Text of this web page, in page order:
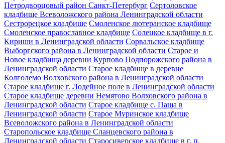
Петродворцовый район Санкт-Петербург Сертоловское
кладбище Всеволожского района Ленинградской области
Сестрорецкое кладбище Смоленское лютеранское кладбище
Смоленское православное кладбище Солецкое кладбище в г.
Кириши в Ленинградской области Сорвальское кладбище
Выборгского района в Ленинградской области Старое и
Новое кладбища деревни Курпово Подпорожского района в
Ленинградской области Старое кладбище в деревне
Колголемо Волховского района в Ленинградской области
Старое кладбище г. Лодейное поле в Ленинградской области
Старое кладбище деревни Немятово Волховского района в
Ленинградской области Старое кладбище с. Паша в
Ленинградской области Старое Муринское кладбище
Всеволожского района в Ленинградской области
Старопольское кладбище Сланцевского района в
Ленинградской области Старосиверское кладбище в г. п.